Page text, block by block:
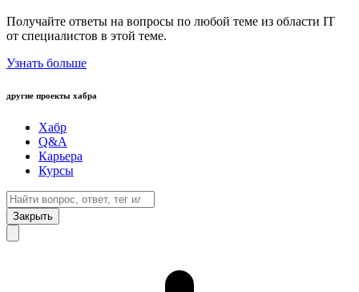
Получайте ответы на вопросы по любой теме из области IT
от специалистов в этой теме.
Узнать больше
другие проекты хабра
Хабр
Q&A
Карьера
Курсы
Закрыть